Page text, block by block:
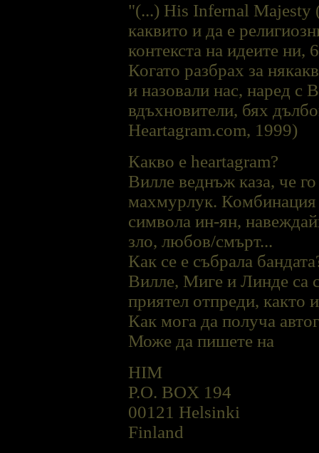
"(...) His Infernal
каквито и да е
контекста на идеите
Когато разбрах за
и назовали нас, наред с
вдъхновители, бях
Heartagram.com, 1999)
Какво е heartagram?
Виллe веднъж каза, че
махмурлук. Комбинация
символа ин-ян,
зло, любов/смърт...
Как се е събрала
Виллe, Миге и Линдe са
приятел отпреди, както
Как мога да получа
Може да пишете на
HIM
P.O. BOX 194
00121 Helsinki
Finland